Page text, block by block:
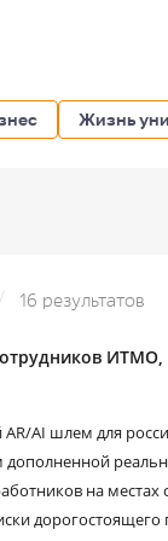
Жизнь
16 результатов
ИТМО,
AI шлем для
дополненной
на
дорогостоящего